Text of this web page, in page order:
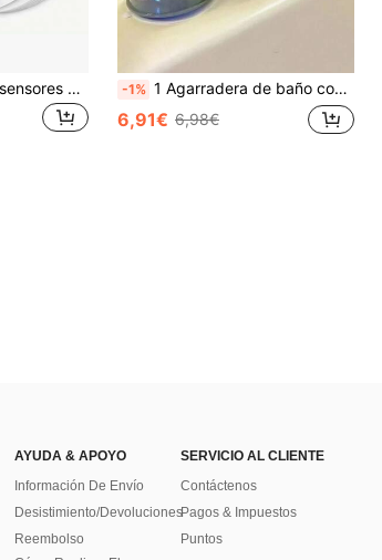
10/20 parches para sensores Freestyle y Libre 3: resistentes al agua, duración de 14 días, baja alergenicidad, sin látex -1% 1 Agarradera de baño con ventosa antideslizante, asistencia de para bañera, puerta de vidrio y ventana. Barra de apoyo de antideslizante para el baño, el hogar, el baño y el cuidado de ancianos, para evitar caídas
6,91€ 6,98€
AYUDA & APOYO
Información De Envío
Desistimiento/Devoluciones
Reembolso
SERVICIO AL CLIENTE
Contáctenos
Pagos & Impuestos
Puntos